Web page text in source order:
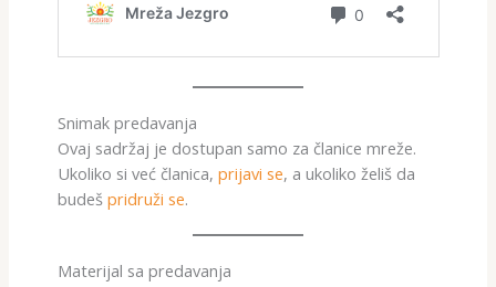
Snimak predavanja
Ovaj sadržaj je dostupan samo za članice mreže.
Ukoliko si već članica, prijavi se, a ukoliko želiš da
budeš pridruži se.
Materijal sa predavanja